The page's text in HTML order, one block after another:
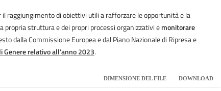
il raggiungimento di obiettivi utili a rafforzare le opportunità e la
propria struttura e dei propri processi organizzativi emonitorare
dalla Commissione Europea e dal Piano Nazionale di Ripresa e
Genere relativo all’anno 2023.
DIMENSIONE DEL FILE DOWNLOAD